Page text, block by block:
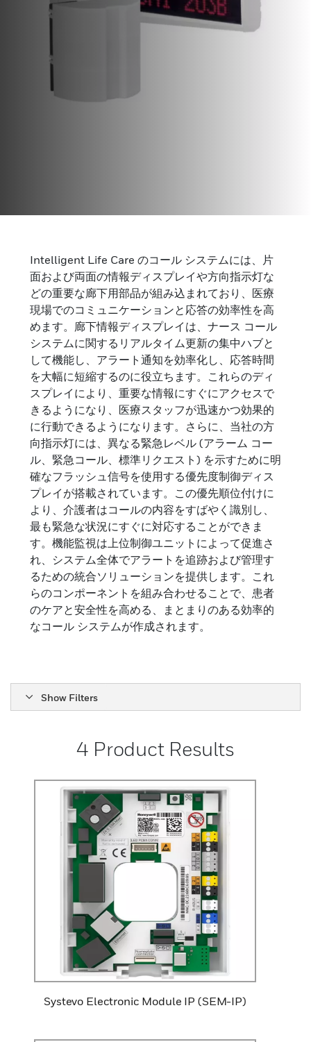
Intelligent Life Care のコール システムには、片面
および両面の情報ディスプレイや、優先制御のフ
ラッシュ信号を備えた方向指示灯などの廊下用製
品が備わっており、アラートを効率化し、応答時
間を改善します。
Intelligent Life Care のコール システムには、片
面および両面の情報ディスプレイや方向指示灯な
どの重要な廊下用部品が組み込まれており、医療
現場でのコミュニケーションと応答の効率性を高
めます。廊下情報ディスプレイは、ナース コール
システムに関するリアルタイム更新の集中ハブと
して機能し、アラート通知を効率化し、応答時間
を大幅に短縮するのに役立ちます。これらのディ
スプレイにより、重要な情報にすぐにアクセスで
きるようになり、医療スタッフが迅速かつ効果的
に行動できるようになります。さらに、当社の方
向指示灯には、異なる緊急レベル (アラーム コー
ル、緊急コール、標準リクエスト) を示すために明
確なフラッシュ信号を使用する優先度制御ディス
プレイが搭載されています。この優先順位付けに
より、介護者はコールの内容をすばやく識別し、
最も緊急な状況にすぐに対応することができま
す。機能監視は上位制御ユニットによって促進さ
れ、システム全体でアラートを追跡および管理す
るための統合ソリューションを提供します。これ
らのコンポーネントを組み合わせることで、患者
のケアと安全性を高める、まとまりのある効率的
なコール システムが作成されます。
Show Filters
4 Product Results
Systevo Electronic Module IP (SEM-IP)